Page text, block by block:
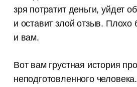
зря потратит деньги, уйдет
и оставит злой отзыв. Плохо
и вам.
Вот вам грустная история про
неподготовленного